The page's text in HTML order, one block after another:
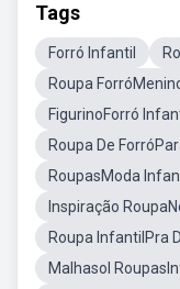
Tags
Forró Infantil
Roupa
FigurinoForró
Roupa De
RoupasModa
Inspiração
Roupa InfantilPra
Malhasol